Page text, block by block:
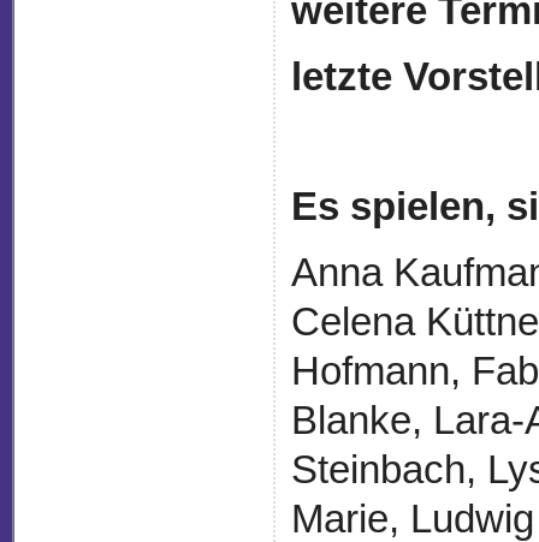
weitere
letzte
Es spielen,
Anna
Celena
Hofmann,
Blanke,
Steinbach,
Marie,